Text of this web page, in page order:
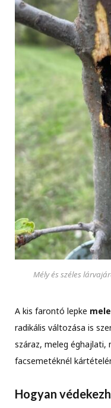
Mély és széles
A kis farontó lepke
radikális változása is
száraz, meleg
facsemetéknél
Hogyan